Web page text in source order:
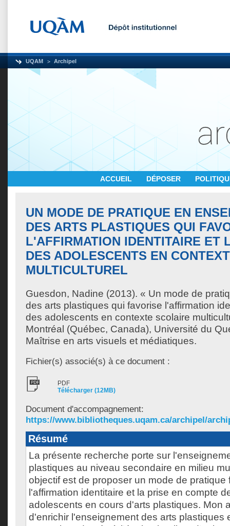
UQAM Archipel
ACCUEIL DÉPOSER
UN MODE DE PRATIQUE EN
DES ARTS PLASTIQUES QUI
L'AFFIRMATION IDENTITAIRE ET
DES ADOLESCENTS EN
MULTICULTUREL
Guesdon, Nadine (2013). « Un mode de
des arts plastiques qui favorise l'affirmation
des adolescents en contexte scolaire
Montréal (Québec, Canada), Université du
Maîtrise en arts visuels et médiatiques.
Fichier(s) associé(s) à ce document :
PDF
Télécharger (12MB)
Document d'accompagnement:
https://www.bibliotheques.uqam.ca/archipel/
Résumé
La présente recherche porte sur
plastiques au niveau secondaire en milieu
objectif est de proposer un mode de pratique
l'affirmation identitaire et la prise en compte
adolescents en cours d'arts plastiques. Mon
d'enrichir l'enseignement des arts plastiques